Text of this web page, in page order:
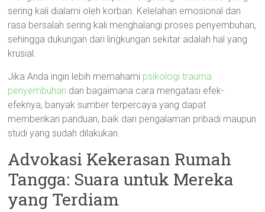
sering kali dialami oleh korban. Kelelahan emosional dan
rasa bersalah sering kali menghalangi proses penyembuhan,
sehingga dukungan dari lingkungan sekitar adalah hal yang
krusial.
Jika Anda ingin lebih memahami psikologi trauma
penyembuhan dan bagaimana cara mengatasi efek-
efeknya, banyak sumber terpercaya yang dapat
memberikan panduan, baik dari pengalaman pribadi maupun
studi yang sudah dilakukan.
Advokasi Kekerasan Rumah
Tangga: Suara untuk Mereka
yang Terdiam